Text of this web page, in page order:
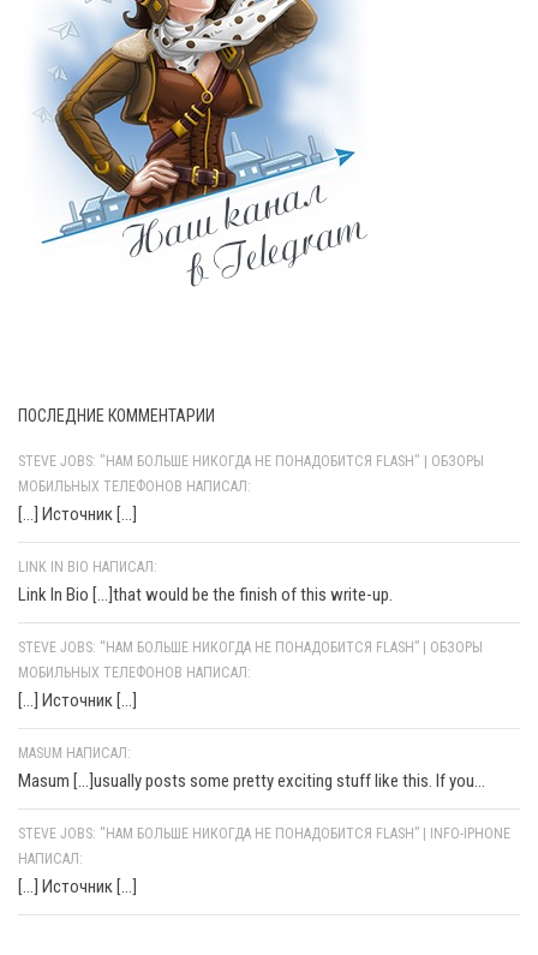
ПОСЛЕДНИЕ КОММЕНТАРИИ
STEVE JOBS: "НАМ БОЛЬШЕ НИКОГДА НЕ ПОНАДОБИТСЯ FLASH" | ОБЗОРЫ
МОБИЛЬНЫХ ТЕЛЕФОНОВ НАПИСАЛ:
[…] Источник […]
LINK IN BIO НАПИСАЛ:
Link In Bio [...]that would be the finish of this write-up.
STEVE JOBS: “НАМ БОЛЬШЕ НИКОГДА НЕ ПОНАДОБИТСЯ FLASH” | ОБЗОРЫ
МОБИЛЬНЫХ ТЕЛЕФОНОВ НАПИСАЛ:
[…] Источник […]
MASUM НАПИСАЛ:
Masum [...]usually posts some pretty exciting stuff like this. If you...
STEVE JOBS: “НАМ БОЛЬШЕ НИКОГДА НЕ ПОНАДОБИТСЯ FLASH” | INFO-IPHONE
НАПИСАЛ:
[…] Источник […]